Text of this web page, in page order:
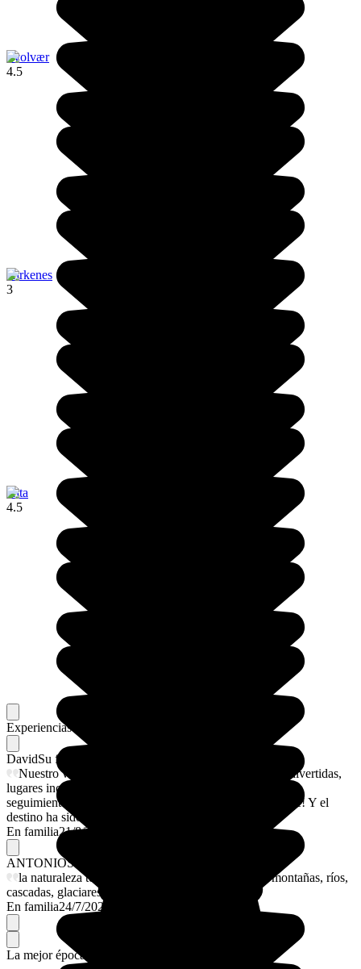
Svolvær
4.5
Kirkenes
3
Alta
4.5
Experiencias memorables
DavidSu flechazo
Nuestro viaje en familia ha sido perfecto, actividades divertidas,
lugares increíbles, todo perfectamente organizado, con un
seguimiento personalizado de 10, muy muy recomendable! Y el
destino ha sido espectacular
En familia21/8/2025
ANTONIOSu flechazo
la naturaleza te abraza en cada momento, fiordos, montañas, ríos,
cascadas, glaciares. junto con pueblos magicos
En familia24/7/2025
La mejor época para ir.